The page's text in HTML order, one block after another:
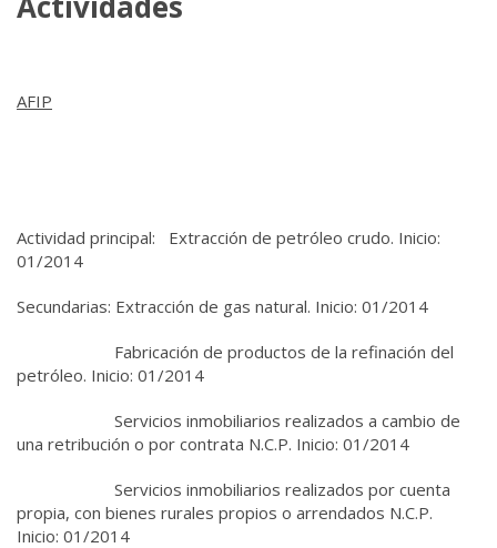
AFIP
Actividad principal: Extracción de petróleo crudo. Inicio:
01/2014
Secundarias: Extracción de gas natural. Inicio: 01/2014
Fabricación de productos de la refinación del
petróleo. Inicio: 01/2014
Servicios inmobiliarios realizados a cambio de
una retribución o por contrata N.C.P. Inicio: 01/2014
Servicios inmobiliarios realizados por cuenta
propia, con bienes rurales propios o arrendados N.C.P.
Inicio: 01/2014